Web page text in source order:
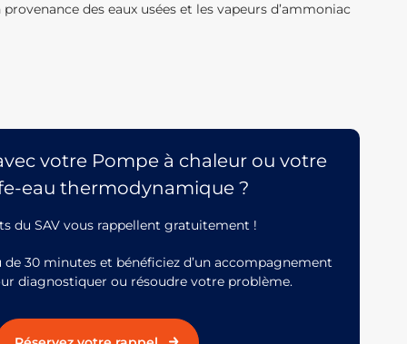
des eaux usées et les vapeurs d’ammoniac
votre Pompe à chaleur ou votre
eau thermodynamique ?
du SAV vous rappellent gratuitement !
de 30 minutes et bénéficiez d’un accompagnement
diagnostiquer ou résoudre votre problème.